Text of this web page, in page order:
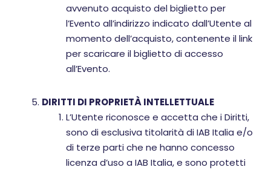
avvenuto acquisto del biglietto per
l’Evento all’indirizzo indicato dall’Utente al
momento dell’acquisto, contenente il link
per scaricare il biglietto di accesso
all’Evento.
DIRITTI DI PROPRIETÀ INTELLETTUALE
L’Utente riconosce e accetta che i Diritti,
sono di esclusiva titolarità di IAB Italia e/o
di terze parti che ne hanno concesso
licenza d’uso a IAB Italia, e sono protetti